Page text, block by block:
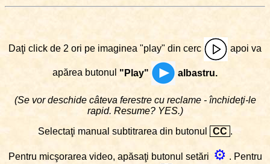
Daţi click de 2 ori pe imaginea "play" din cerc apoi va
apărea butonul "Play" albastru.
(Se vor deschide câteva ferestre cu reclame - închideţi-le
rapid. Resume? YES.)
Selectaţi manual subtitrarea din butonul
CC .
Pentru micşorarea video, apăsaţi butonul setări ⚙ . Pentru